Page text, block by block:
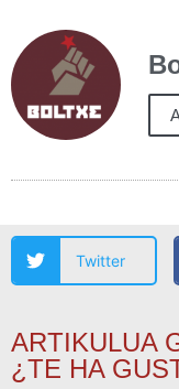
Twitter
ARTIKULUA
¿TE HA